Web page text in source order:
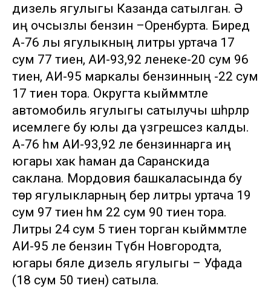
дизель ягулыгы Казанда сатылган. Ә
иң очсызлы бензин –Оренбурта. Биредә
А-76 лы ягулыкның литры уртача 17
сум 77 тиен, АИ-93,92 ленеке-20 сум 96
тиен, АИ-95 маркалы бензинның -22 сум
17 тиен тора. Округта кыйммәтле
автомобиль ягулыгы сатылучы шәһәрләр
исемлеге бу юлы да үзгәрешсез калды.
А-76 һәм АИ-93,92 ле бензиннарга иң
югары хак һаман да Саранскида
саклана. Мордовия башкаласында бу
төр ягулыкларның бер литры уртача 19
сум 97 тиен һәм 22 сум 90 тиен тора.
Литры 24 сум 5 тиен торган кыйммәтле
АИ-95 ле бензин Түбән Новгородта,
югары бәяле дизель ягулыгы – Уфада
(18 сум 50 тиен) сатыла.